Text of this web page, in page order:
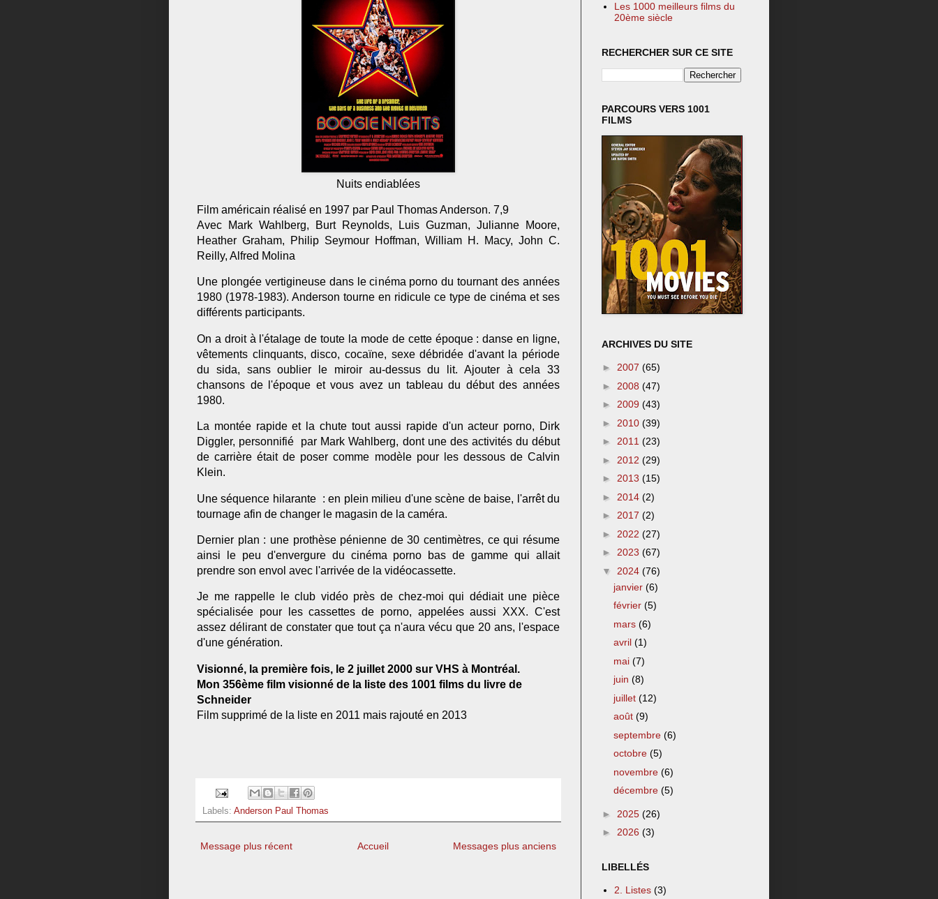
Nuits endiablées
Film américain réalisé en 1997 par Paul Thomas Anderson. 7,9
Avec Mark Wahlberg, Burt Reynolds, Luis Guzman, Julianne Moore,
Heather Graham, Philip Seymour Hoffman, William H. Macy, John C.
Reilly, Alfred Molina
Une plongée vertigineuse dans le cinéma porno du tournant des années
1980 (1978-1983). Anderson tourne en ridicule ce type de cinéma et ses
différents participants.
On a droit à l'étalage de toute la mode de cette époque : danse en ligne,
vêtements clinquants, disco, cocaïne, sexe débridée d'avant la période
du sida, sans oublier le miroir au-dessus du lit. Ajouter à cela 33
chansons de l'époque et vous avez un tableau du début des années
1980.
La montée rapide et la chute tout aussi rapide d'un acteur porno, Dirk
Diggler, personnifié par Mark Wahlberg, dont une des activités du début
de carrière était de poser comme modèle pour les dessous de Calvin
Klein.
Une séquence hilarante : en plein milieu d'une scène de baise, l'arrêt du
tournage afin de changer le magasin de la caméra.
Dernier plan : une prothèse pénienne de 30 centimètres, ce qui résume
ainsi le peu d'envergure du cinéma porno bas de gamme qui allait
prendre son envol avec l'arrivée de la vidéocassette.
Je me rappelle le club vidéo près de chez-moi qui dédiait une pièce
spécialisée pour les cassettes de porno, appelées aussi XXX. C'est
assez délirant de constater que tout ça n'aura vécu que 20 ans, l'espace
d'une génération.
Visionné, la première fois, le 2 juillet 2000 sur VHS à Montréal.
Mon 356ème film visionné de la liste des 1001 films du livre de
Schneider
Film supprimé de la liste en 2011 mais rajouté en 2013
Labels: Anderson Paul Thomas
Message plus récent Messages plus anciens
Accueil
Les 1000 meilleurs films du
20ème siècle
RECHERCHER SUR CE SITE
PARCOURS VERS 1001
FILMS
ARCHIVES DU SITE
► 2007 (65)
► 2008 (47)
► 2009 (43)
► 2010 (39)
► 2011 (23)
► 2012 (29)
► 2013 (15)
► 2014 (2)
► 2017 (2)
► 2022 (27)
► 2023 (67)
▼ 2024 (76)
janvier (6)
février (5)
mars (6)
avril (1)
mai (7)
juin (8)
juillet (12)
août (9)
septembre (6)
octobre (5)
novembre (6)
décembre (5)
► 2025 (26)
► 2026 (3)
LIBELLÉS
2. Listes (3)